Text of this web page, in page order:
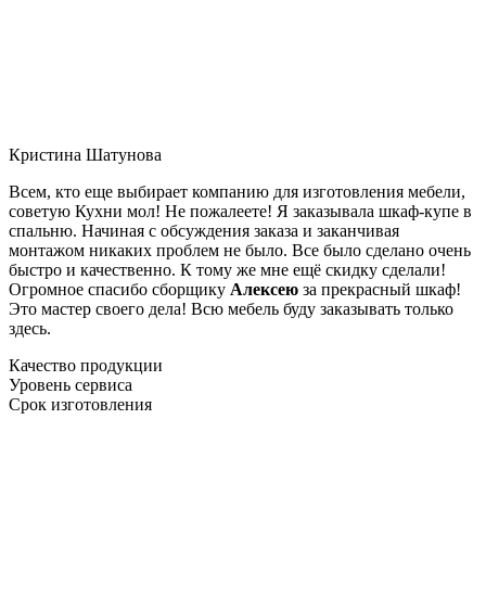
Кристина Шатунова
Всем, кто еще выбирает компанию для изготовления мебели,
советую Кухни мол! Не пожалеете! Я заказывала шкаф-купе в
спальню. Начиная с обсуждения заказа и заканчивая
монтажом никаких проблем не было. Все было сделано очень
быстро и качественно. К тому же мне ещё скидку сделали!
Огромное спасибо сборщику Алексею за прекрасный шкаф!
Это мастер своего дела! Всю мебель буду заказывать только
здесь.
Качество продукции
Уровень сервиса
Срок изготовления